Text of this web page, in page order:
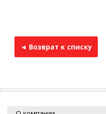
◄ Возврат к списку